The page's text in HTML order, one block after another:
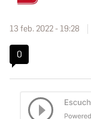
13 feb. 2022 - 19:28
0